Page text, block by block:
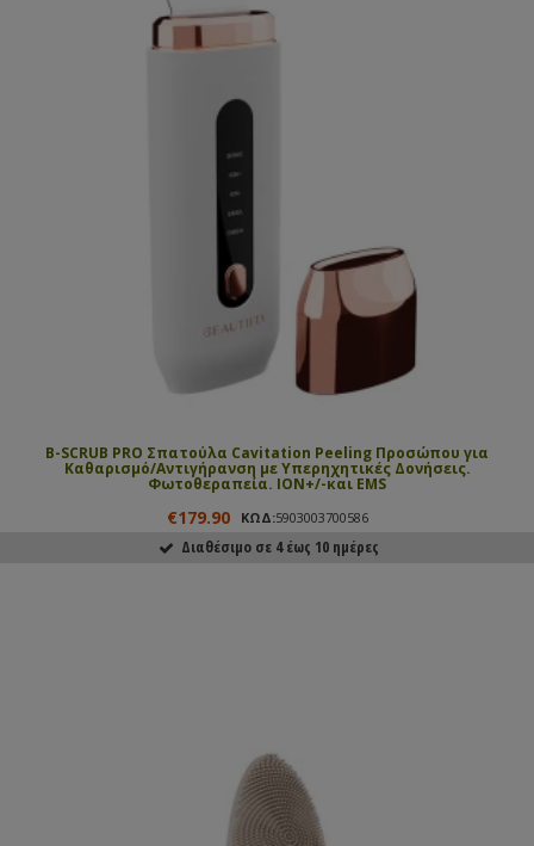
B-SCRUB PRO Σπατούλα Cavitation Peeling Προσώπου για
Καθαρισμό/Αντιγήρανση με Υπερηχητικές Δονήσεις.
Φωτοθεραπεία. ΙΟΝ+/-και EMS
€179.90 ΚΩΔ:5903003700586
Διαθέσιμο σε 4 έως 10 ημέρες